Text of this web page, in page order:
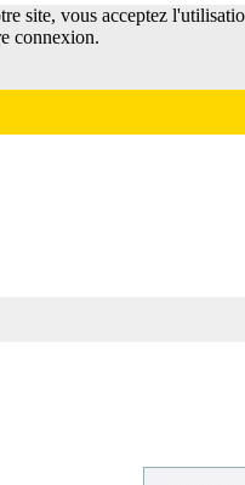
site, vous acceptez
connexion.